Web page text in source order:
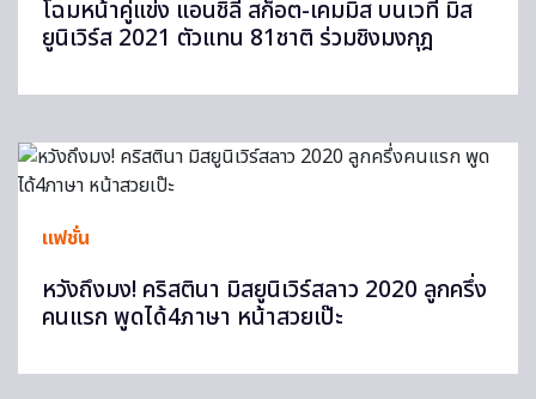
โฉมหน้าคู่แข่ง แอนชิลี สก็อต-เคมมิส บนเวที มิส
ยูนิเวิร์ส 2021 ตัวแทน 81ชาติ ร่วมชิงมงกุฎ
แฟชั่น
หวังถึงมง! คริสตินา มิสยูนิเวิร์สลาว 2020 ลูกครึ่ง
คนแรก พูดได้4ภาษา หน้าสวยเป๊ะ